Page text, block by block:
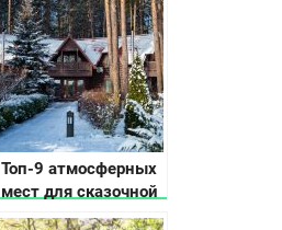
расскажут
путеводители
Топ-9 атмосферных
мест для сказочной
зимы